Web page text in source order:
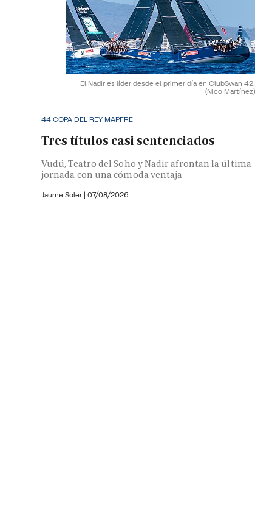
El Nadir es líder desde el primer día en ClubSwan 42.
(Nico Martínez)
44 COPA DEL REY MAPFRE
Tres títulos casi sentenciados
Vudú, Teatro del Soho y Nadir afrontan la última
jornada con una cómoda ventaja
Jaume Soler | 07/08/2026